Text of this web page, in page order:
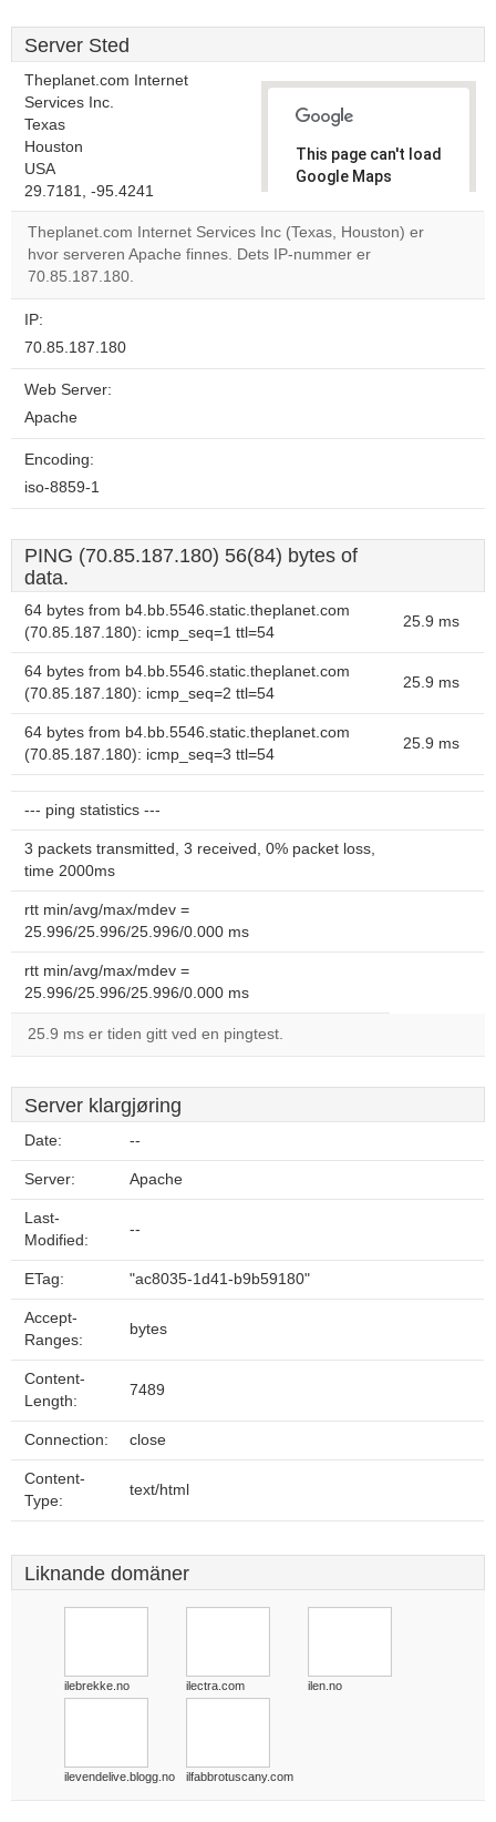
Server Sted
Theplanet.com Internet
Services Inc.
Texas
Houston
USA
29.7181, -95.4241
This page can't load
Google Maps
Theplanet.com Internet Services Inc (Texas, Houston) er
hvor serveren Apache finnes. Dets IP-nummer er
70.85.187.180.
IP:
70.85.187.180
Web Server:
Apache
Encoding:
iso-8859-1
PING (70.85.187.180) 56(84) bytes of
data.
64 bytes from b4.bb.5546.static.theplanet.com
(70.85.187.180): icmp_seq=1 ttl=54
25.9 ms
64 bytes from b4.bb.5546.static.theplanet.com
(70.85.187.180): icmp_seq=2 ttl=54
25.9 ms
64 bytes from b4.bb.5546.static.theplanet.com
(70.85.187.180): icmp_seq=3 ttl=54
25.9 ms
--- ping statistics ---
3 packets transmitted, 3 received, 0% packet loss,
time 2000ms
rtt min/avg/max/mdev =
25.996/25.996/25.996/0.000 ms
rtt min/avg/max/mdev =
25.996/25.996/25.996/0.000 ms
25.9 ms er tiden gitt ved en pingtest.
Server klargjøring
Date: --
Server: Apache
Last-
Modified:
--
ETag: "ac8035-1d41-b9b59180"
Accept-
Ranges:
bytes
Content-
Length:
7489
Connection: close
Content-
Type:
text/html
Liknande domäner
ilebrekke.no ilectra.com ilen.no
ilevendelive.blogg.no ilfabbrotuscany.com